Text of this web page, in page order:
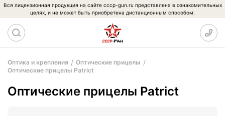
Вся лицензионная продукция на сайте cccp-gun.ru представлена в ознакомительных
целях, и не может быть приобретена дистанционным способом.
Оптика и крепления
Оптические прицелы
Оптические прицелы Patrict
Оптические прицелы Patrict